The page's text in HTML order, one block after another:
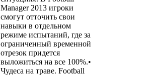
Manager 2013 игроки
смогут отточить свои
навыки в отдельном
режиме испытаний, где за
ограниченный временной
отрезок придется
выложиться на все 100%.•
Чудеса на траве. Football